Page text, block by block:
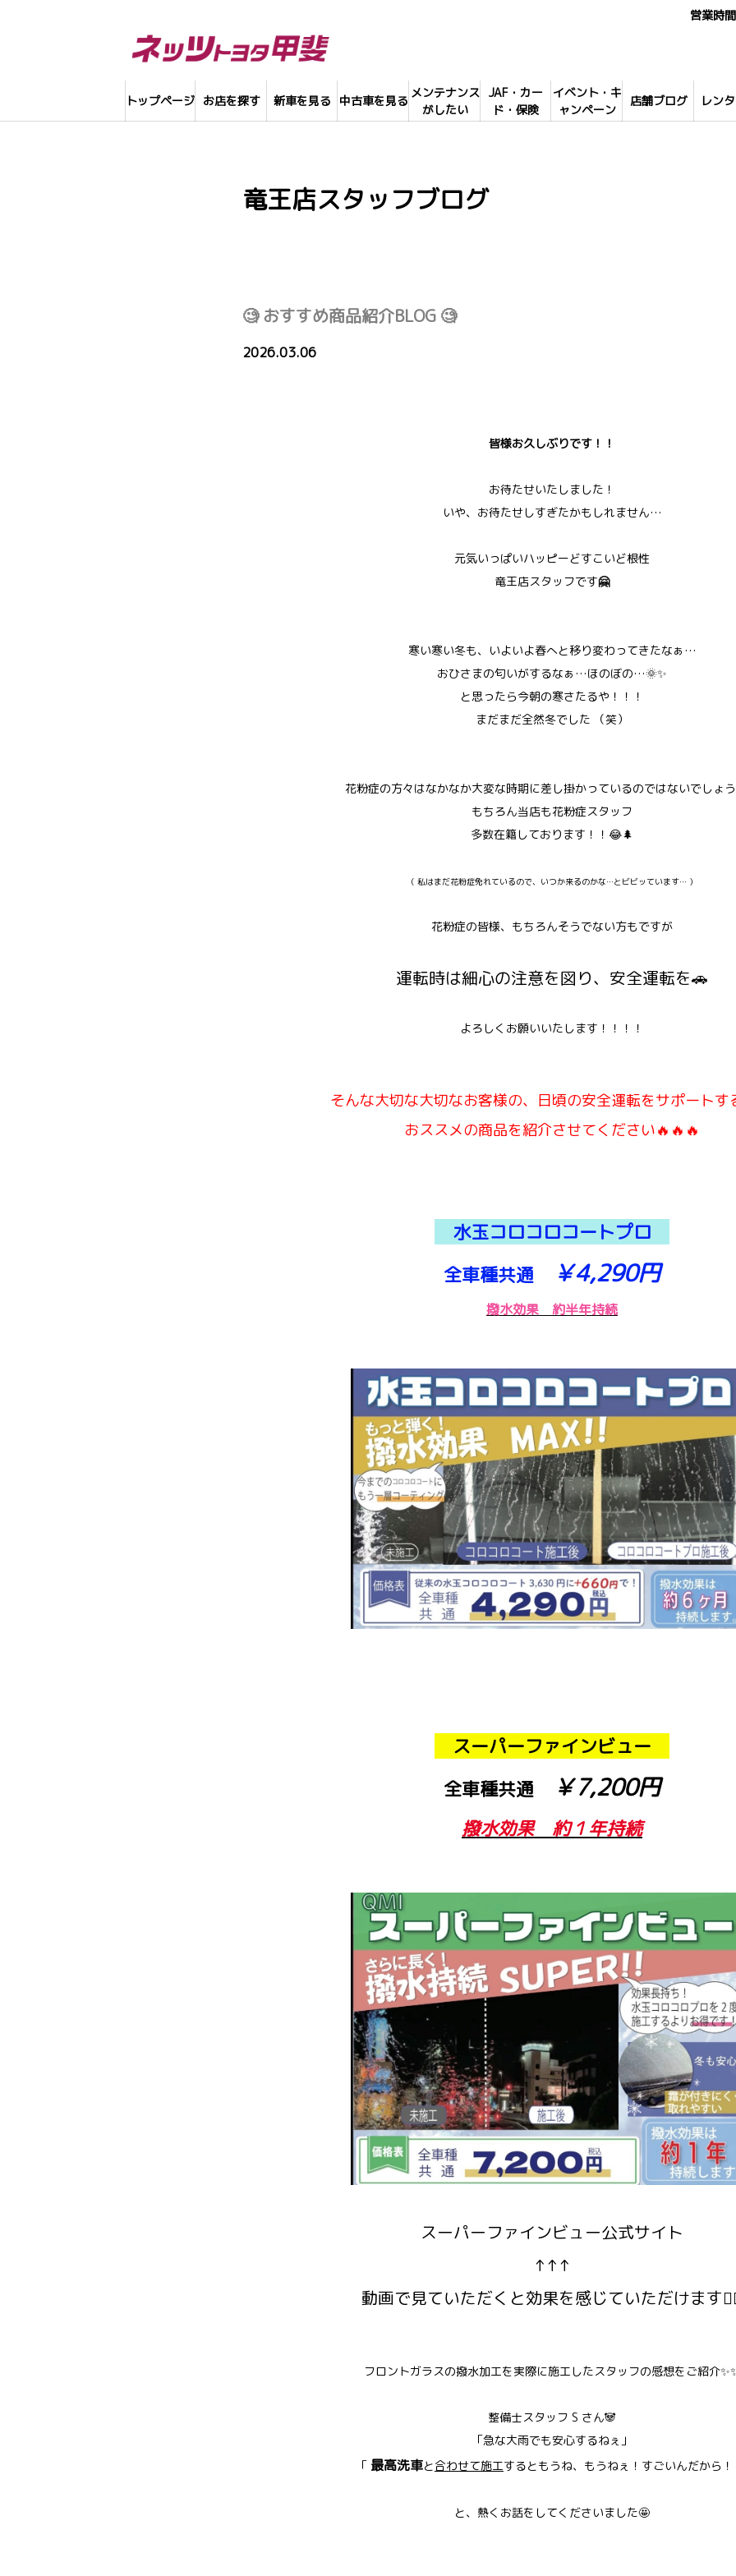
トップページ お店を探す 新車を見る 中古車を見る
メンテナンス
がしたい
JAF・カー
ド・保険
イベント・キ
ャンペーン
店舗ブログ レン
営業時
竜王店スタッフブログ
🧐 おすすめ商品紹介BLOG 🧐
2026.03.06
皆様お久しぶりです！！
お待たせいたしました！
いや、お待たせしすぎたかもしれません…
元気いっぱいハッピーどすこいど根性
竜王店スタッフです🤗
寒い寒い冬も、いよいよ春へと移り変わってきたなぁ…
おひさまの匂いがするなぁ…ほのぼの…🌞✨
と思ったら今朝の寒さたるや！！！
まだまだ全然冬でした （笑）
花粉症の方々はなかなか大変な時期に差し掛かっているのではないでしょ
もちろん当店も花粉症スタッフ
多数在籍しております！！😂🌲
（ 私はまだ花粉症免れているので、いつか来るのかな…とビビッています… ）
花粉症の皆様、もちろんそうでない方もですが
運転時は細心の注意を図り、安全運転を🚗
よろしくお願いいたします！！！！
そんな大切な大切なお客様の、日頃の安全運転をサポートす
おススメの商品を紹介させてください🔥🔥🔥
水玉コロコロコートプロ
全車種共通
￥4,290円
撥水効果 約半年持続
スーパーファインビュー
全車種共通
￥7,200円
撥水効果 約１年持続
スーパーファインビュー公式サイト
↑↑↑
動画で見ていただくと効果を感じていただけます
フロントガラスの撥水加工を実際に施工したスタッフの感想をご紹介
整備士スタッフ S さん🐼
「急な大雨でも安心するねぇ」
「 最高洗車と合わせて施工するともうね、もうねぇ！すごいんだから！
と、熱くお話をしてくださいました🤩